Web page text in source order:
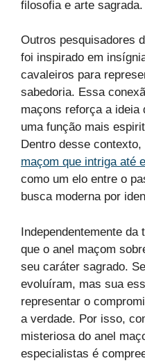
filosofia e arte sagrada.
Outros pesquisadores
foi inspirado em
cavaleiros para
sabedoria. Essa
maçons reforça a ideia
uma função mais
Dentro desse
maçom que intriga até
como um elo entre o
busca moderna por
Independentemente
que o anel maçom
seu caráter sagrado.
evoluíram, mas sua
representar o
a verdade. Por isso,
misteriosa do anel
especialistas é